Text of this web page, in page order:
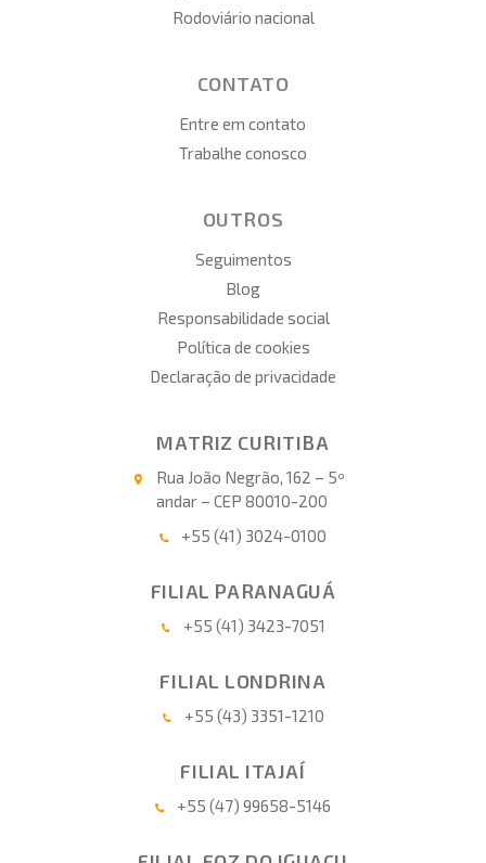
Rodoviário nacional
CONTATO
Entre em contato
Trabalhe conosco
OUTROS
Seguimentos
Blog
Responsabilidade social
Política de cookies
Declaração de privacidade
MATRIZ CURITIBA
Rua João Negrão, 162 – 5º
andar – CEP 80010-200
+55 (41) 3024-0100
FILIAL PARANAGUÁ
+55 (41) 3423-7051
FILIAL LONDRINA
+55 (43) 3351-1210
FILIAL ITAJAÍ
+55 (47) 99658-5146